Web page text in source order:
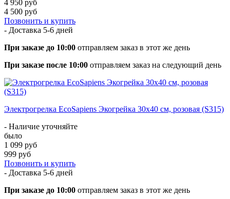
4 950 руб
4 500 руб
Позвонить и купить
- Доставка 5-6 дней
При заказе до 10:00 отправляем заказ в этот же день
При заказе после 10:00 отправляем заказ на следующий день
Электрогрелка EcoSapiens Экогрейка 30х40 см, розовая (S315)
- Наличие уточняйте
было
1 099 руб
999 руб
Позвонить и купить
- Доставка 5-6 дней
При заказе до 10:00 отправляем заказ в этот же день